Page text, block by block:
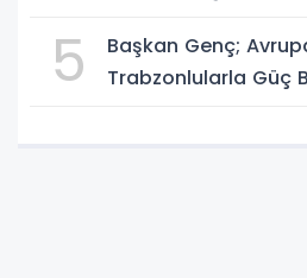
5
Başkan Genç;
Trabzonlularla Güç